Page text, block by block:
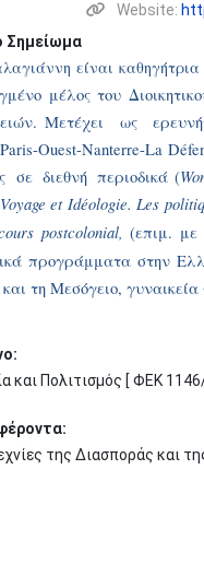
Website:
Σημείωμα
είναι
μέλος του
Μετέχει
ως
Ouest-Nanterre-La
σε διεθνή περιοδικά (
Voyage et Idéologie. Les
postcolonial,(επιμ. με
προγράμματα στην
τη Μεσόγειο,
και Πολιτισμός [ ΦΕΚ
της Διασποράς και